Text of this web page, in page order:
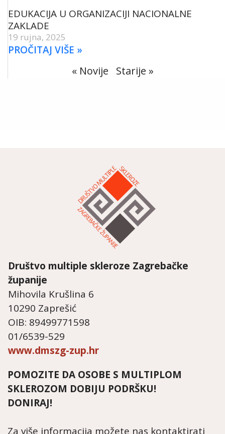
EDUKACIJA U ORGANIZACIJI NACIONALNE
ZAKLADE
19 rujna, 2025
PROČITAJ VIŠE »
« Novije Starije »
Društvo multiple skleroze Zagrebačke
županije
Mihovila Krušlina 6
10290 Zaprešić
OIB: 89499771598
01/6539-529
www.dmszg-zup.hr
POMOZITE DA OSOBE S MULTIPLOM
SKLEROZOM DOBIJU PODRŠKU!
DONIRAJ!
Za više informacija možete nas kontaktirati